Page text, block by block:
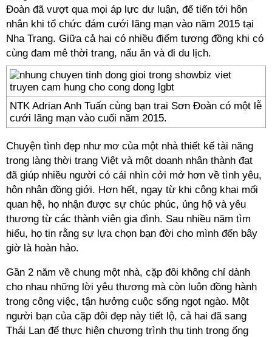
Đoàn đã vượt qua mọi áp lực dư luận, để tiến tới hôn
nhân khi tổ chức đám cưới lãng mạn vào năm 2015 tại
Nha Trang. Giữa cả hai có nhiều điểm tương đồng khi có
cùng đam mê thời trang, nấu ăn và đi du lịch.
NTK Adrian Anh Tuấn cùng bạn trai Sơn Đoàn có một lễ
cưới lãng mạn vào cuối năm 2015.
Chuyện tình đẹp như mơ của một nhà thiết kế tài năng
trong làng thời trang Việt và một doanh nhân thành đạt
đã giúp nhiều người có cái nhìn cởi mở hơn về tình yêu,
hôn nhân đồng giới. Hơn hết, ngay từ khi công khai mối
quan hệ, họ nhận được sự chúc phúc, ủng hộ và yêu
thương từ các thành viên gia đình. Sau nhiều năm tìm
hiểu, họ tin rằng sự lựa chọn bạn đời cho mình đến bây
giờ là hoàn hảo.
Gần 2 năm về chung một nhà, cặp đôi không chỉ dành
cho nhau những lời yêu thương mà còn luôn đồng hành
trong công việc, tận hưởng cuộc sống ngọt ngào. Một
người bạn của cặp đôi đẹp này tiết lộ, cả hai đã sang
Thái Lan để thực hiện chương trình thụ tinh trong ống